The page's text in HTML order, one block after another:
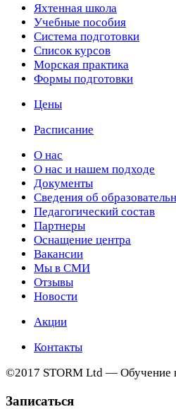
Яхтенная школа
Учебные пособия
Cистема подготовки
Список курсов
Морская практика
Формы подготовки
Цены
Расписание
О нас
О нас и нашем подходе
Документы
Сведения об
Педагогический состав
Партнеры
Оснащение центра
Вакансии
Мы в СМИ
Отзывы
Новости
Акции
Контакты
©2017 STORM Ltd — Обучение
Записаться